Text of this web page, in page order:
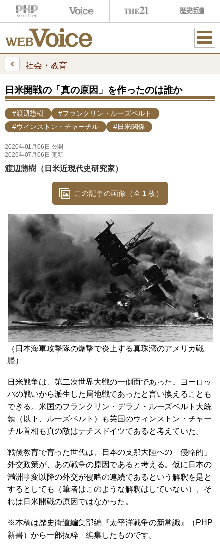
ME
社会・教育
日米開戦の「真の原因」を作ったのは誰か
#渡辺惣樹
#フランクリン・ルーズベルト
#ウインストン・チャーチル
#日米関係
2020年01月06日 公開
2026年07月06日 更新
渡辺惣樹（日米近現代史研究家）
この記事の画像（全 1 枚）
（日本海軍攻撃隊の爆撃で炎上する真珠湾のアメリカ戦
艦）
日米戦争は、第二次世界大戦の一側面であった。ヨーロッ
パの戦いから派生した局地戦であったと言い換えることも
できる。米国のフランクリン・デラノ・ルーズベルト大統
領（以下、ルーズベルト）も英国のウィンストン・チャー
チル首相も真の敵はナチスドイツであると考えていた。
戦後教育で育った世代は、日本の支那大陸への「侵略的」
外交政策が、あの戦争の原因であると考える。仮に日本の
満洲事変以降の外交が侵略の連続であるという解釈を是と
するとしても（筆者はこのような解釈はしていない）、そ
れは日米開戦の原因ではなかった。
※本稿は歴史街道編集部編『太平洋戦争の新常識』（PHP
新書）から一部抜粋・編集したものです。